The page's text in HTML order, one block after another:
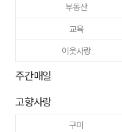
부동산
교육
이웃사랑
주간매일
고향사랑
구미